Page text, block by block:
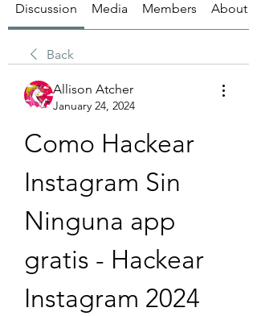
Discussion Media Members About
Back
Allison Atcher
January 24, 2024
Como Hackear
Instagram Sin
Ninguna app
gratis - Hackear
Instagram 2024